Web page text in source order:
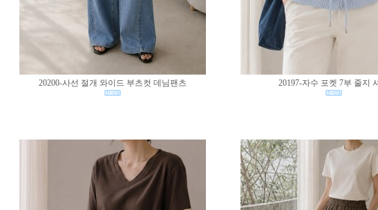
20200-사선 절개 와이드 부츠컷 데님팬츠 20197-자수 포켓 7부 줄지